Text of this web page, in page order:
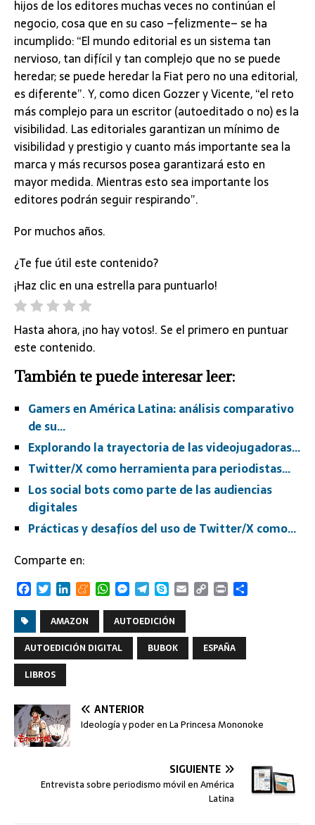
hijos de los editores muchas veces no continúan el
negocio, cosa que en su caso –felizmente– se ha
incumplido: “El mundo editorial es un sistema tan
nervioso, tan difícil y tan complejo que no se puede
heredar; se puede heredar la Fiat pero no una editorial,
es diferente”. Y, como dicen Gozzer y Vicente, “el reto
más complejo para un escritor (autoeditado o no) es la
visibilidad. Las editoriales garantizan un mínimo de
visibilidad y prestigio y cuanto más importante sea la
marca y más recursos posea garantizará esto en
mayor medida. Mientras esto sea importante los
editores podrán seguir respirando”.
Por muchos años.
¿Te fue útil este contenido?
¡Haz clic en una estrella para puntuarlo!
Hasta ahora, ¡no hay votos!. Se el primero en puntuar
este contenido.
También te puede interesar leer:
Gamers en América Latina: análisis comparativo
de su…
Explorando la trayectoria de las videojugadoras…
Twitter/X como herramienta para periodistas…
Los social bots como parte de las audiencias
digitales
Prácticas y desafíos del uso de Twitter/X como…
Comparte en:
F
e
b
o
o
k
T
i
t
t
e
r
L
n
k
e
d
M
e
a
m
W
a
t
s
A
M
s
s
n
r
T
l
e
g
r
S
y
p
e
E C
L
i
P
t
AMAZON
AUTOEDICIÓN
AUTOEDICIÓN DIGITAL
BUBOK
ESPAÑA
LIBROS
ANTERIOR
Ideología y poder en La Princesa Mononoke
SIGUIENTE
Entrevista sobre periodismo móvil en América
Latina